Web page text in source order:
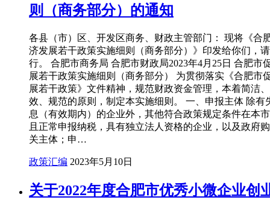
则（商务部分）的通知
各县（市）区、开发区商务、财政主管部门： 现将《合
济发展若干政策实施细则（商务部分）》印发给你们，
行。 合肥市商务局 合肥市财政局2023年4月25日 合肥市
展若干政策实施细则（商务部分） 为贯彻落实《合肥市
展若干政策》文件精神，规范财政资金管理，本着简洁
效、规范的原则，制定本实施细则。 一、申报主体 除有
息（有效期内）的企业外，其他符合政策规定条件在本
且正常申报纳税，具有独立法人资格的企业，以及政府
关主体；申…
政策汇编 2023年5月10日
关于2022年度合肥市优秀小微企业创